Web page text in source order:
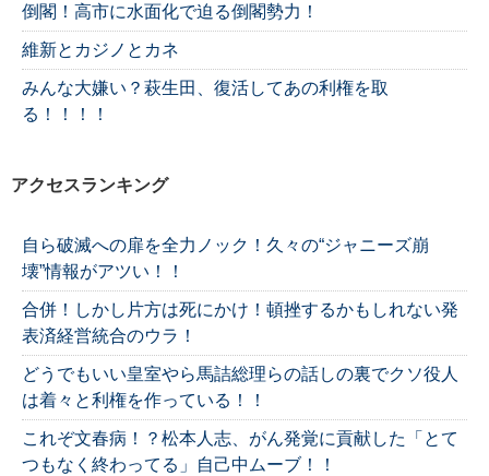
倒閣！高市に水面化で迫る倒閣勢力！
維新とカジノとカネ
みんな大嫌い？萩生田、復活してあの利権を取
る！！！！
アクセスランキング
自ら破滅への扉を全力ノック！久々の“ジャニーズ崩
壊”情報がアツい！！
合併！しかし片方は死にかけ！頓挫するかもしれない発
表済経営統合のウラ！
どうでもいい皇室やら馬詰総理らの話しの裏でクソ役人
は着々と利権を作っている！！
これぞ文春病！？松本人志、がん発覚に貢献した「とて
つもなく終わってる」自己中ムーブ！！